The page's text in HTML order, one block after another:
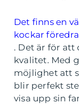
Det finns en
kockar
. Det är för att
kvalitet. Med
möjlighet att
blir perfekt
visa upp sin